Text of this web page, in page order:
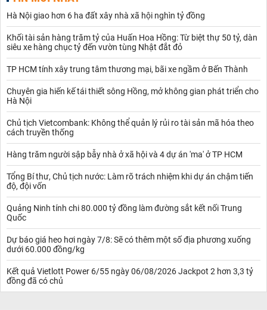
Hà Nội giao hơn 6 ha đất xây nhà xã hội nghìn tỷ đồng
Khối tài sản hàng trăm tỷ của Huấn Hoa Hồng: Từ biệt thự 50 tỷ, dàn
siêu xe hàng chục tỷ đến vườn tùng Nhật đắt đỏ
TP HCM tính xây trung tâm thương mại, bãi xe ngầm ở Bến Thành
Chuyên gia hiến kế tái thiết sông Hồng, mở không gian phát triển cho
Hà Nội
Chủ tịch Vietcombank: Không thể quản lý rủi ro tài sản mã hóa theo
cách truyền thống
Hàng trăm người sập bẫy nhà ở xã hội và 4 dự án 'ma' ở TP HCM
Tổng Bí thư, Chủ tịch nước: Làm rõ trách nhiệm khi dự án chậm tiến
độ, đội vốn
Quảng Ninh tính chi 80.000 tỷ đồng làm đường sắt kết nối Trung
Quốc
Dự báo giá heo hơi ngày 7/8: Sẽ có thêm một số địa phương xuống
dưới 60.000 đồng/kg
Kết quả Vietlott Power 6/55 ngày 06/08/2026 Jackpot 2 hơn 3,3 tỷ
đồng đã có chủ